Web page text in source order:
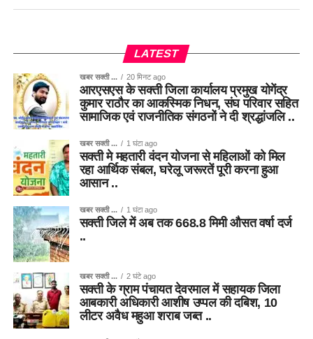
LATEST
खबर सक्ती ... 20 मिनट ago
आरएसएस के सक्ती जिला कार्यालय प्रमुख योगेंद्र
कुमार राठौर का आकस्मिक निधन, संघ परिवार सहित
सामाजिक एवं राजनीतिक संगठनों ने दी श्रद्धांजलि ..
खबर सक्ती ... 1 घंटा ago
सक्ती मे महतारी वंदन योजना से महिलाओं को मिल
रहा आर्थिक संबल, घरेलू जरूरतें पूरी करना हुआ
आसान ..
खबर सक्ती ... 1 घंटा ago
सक्ती जिले में अब तक 668.8 मिमी औसत वर्षा दर्ज
..
खबर सक्ती ... 2 घंटे ago
सक्ती के ग्राम पंचायत देवरमाल में सहायक जिला
आबकारी अधिकारी आशीष उप्पल की दबिश, 10
लीटर अवैध महुआ शराब जब्त ..